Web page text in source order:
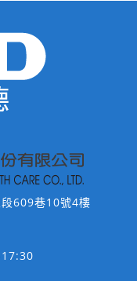
609巷10號4樓